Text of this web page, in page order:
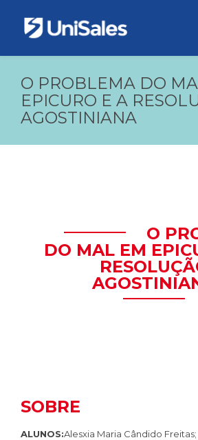
O PROBLEMA DO
EPICURO E A
AGOSTINIANA
O
DO MAL EM
SOBRE
ALUNOS:Alesxia Maria Cândido